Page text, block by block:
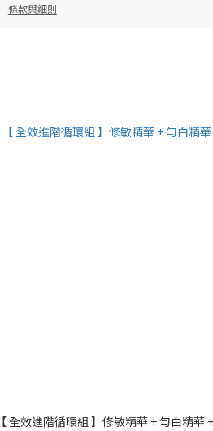
條款與細則
【 全效進階循環組 】修敏精華 + 勻白精華